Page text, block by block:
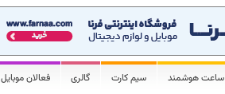
ساعت هوشمند سیم کارت گالری فعالان موبایل